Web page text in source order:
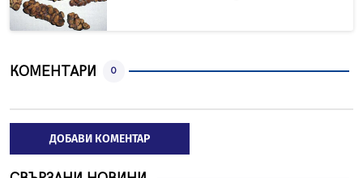
КОМЕНТАРИ 0
ДОБАВИ КОМЕНТАР